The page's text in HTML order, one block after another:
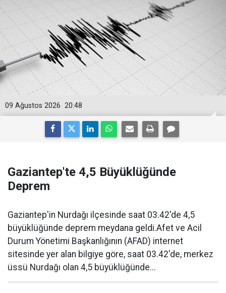
20:48
09 Ağustos 2026
Gaziantep'te 4,5 Büyüklüğünde
Deprem
Gaziantep'in Nurdağı ilçesinde saat 03.42'de 4,5
büyüklüğünde deprem meydana geldi.Afet ve Acil
Durum Yönetimi Başkanlığının (AFAD) internet
sitesinde yer alan bilgiye göre, saat 03.42'de, merkez
üssü Nurdağı olan 4,5 büyüklüğünde...